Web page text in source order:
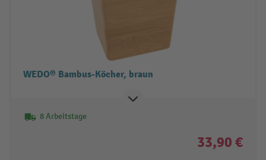
WEDO® Bambus-Köcher, braun
8 Arbeitstage
33,90 €